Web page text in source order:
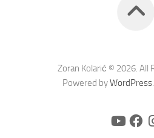
Zoran Kolarić © 2026. All
Powered byWordPress